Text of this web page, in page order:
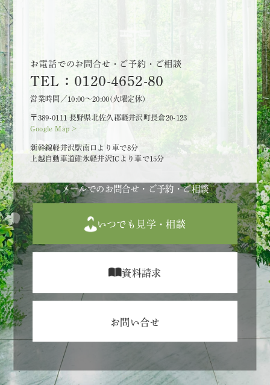
お電話でのお問合せ・ご予約・ご相談
TEL：0120-4652-80
営業時間／10:00～20:00(火曜定休)
〒389-0111 長野県北佐久郡軽井沢町長倉20-123
Google Map >
新幹線軽井沢駅南口より車で8分
上越自動車道碓氷軽井沢ICより車で15分
メールでのお問合せ・ご予約・ご相談
いつでも見学・相談
資料請求
お問い合せ